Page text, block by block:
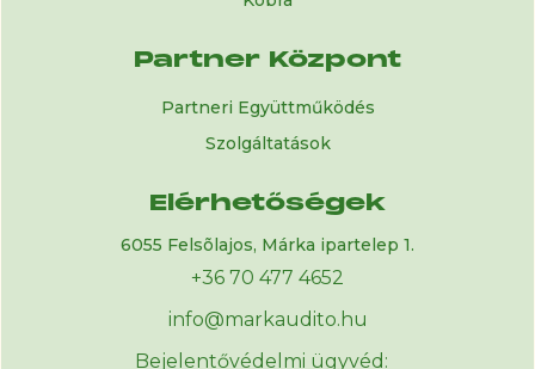
Partner Központ
Partneri Együttműködés
Szolgáltatások
Elérhetőségek
6055 Felsõlajos, Márka ipartelep 1.
+36 70 477 4652
info@markaudito.hu
Bejelentővédelmi ügyvéd: